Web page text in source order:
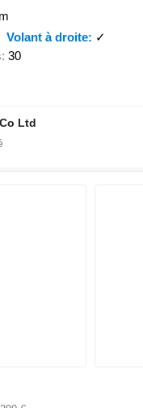
Volant à droite
✓
30
Ltd